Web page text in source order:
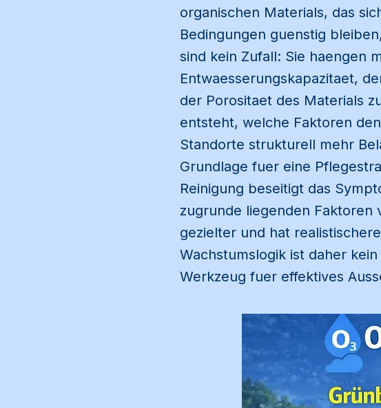
organischen Materials, das
Bedingungen guenstig
sind kein Zufall: Sie haengen
Entwaesserungskapazitaet,
der Porositaet des Materials
entsteht, welche Faktoren
Standorte strukturell mehr
Grundlage fuer eine
Reinigung beseitigt das
zugrunde liegenden Faktoren
gezielter und hat
Wachstumslogik ist daher
Werkzeug fuer effektives